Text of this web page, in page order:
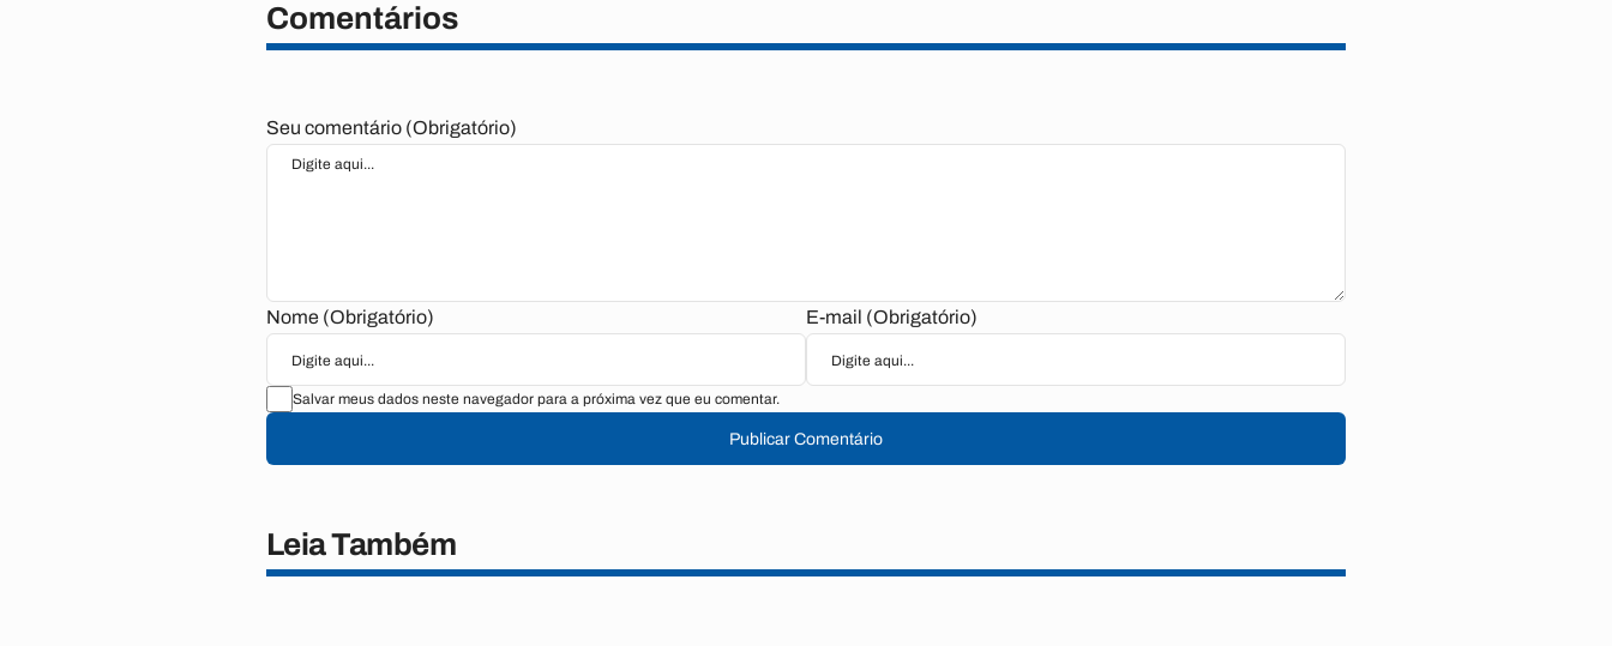
Comentários
Seu comentário (Obrigatório)
Nome (Obrigatório) E-mail (Obrigatório)
Salvar meus dados neste navegador para a próxima vez que eu comentar.
Publicar Comentário
Leia Também